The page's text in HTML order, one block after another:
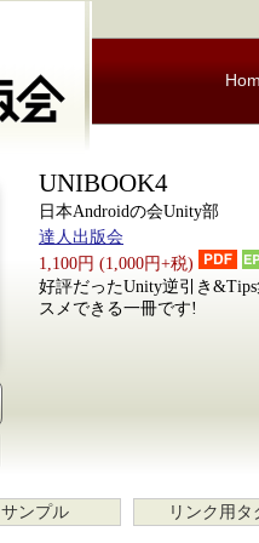
UNIBOOK4
日本Androidの会Unity部
達人出版会
1,100円 (1,000円+税)
好評だったUnity逆引き
スメできる一冊です!
サンプル リンク用タ